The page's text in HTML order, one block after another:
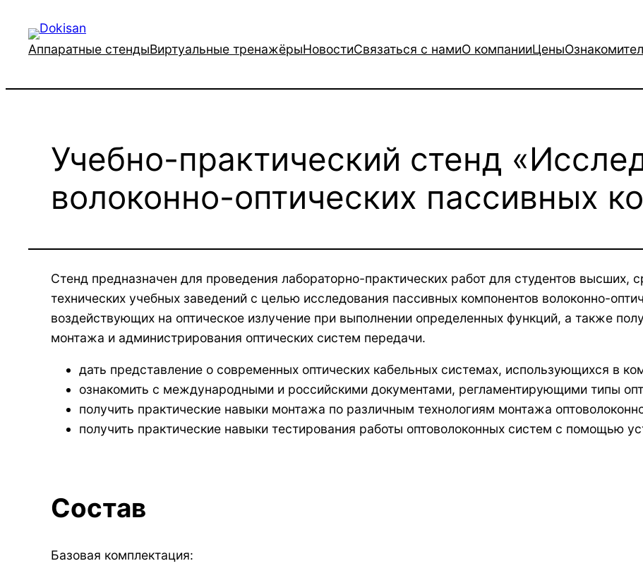
содержимому
Аппаратные стендыВиртуальные тренажёрыНовостиСвязаться с намиО компанииЦены
Учебно-практический стенд
волоконно-оптических пассивных
Стенд предназначен для проведения лабораторно-практических работ для студентов высших,
технических учебных заведений с целью исследования пассивных компонентов волоконно-
воздействующих на оптическое излучение при выполнении определенных функций, а также
монтажа и администрирования оптических систем передачи.
дать представление о современных оптических кабельных системах, использующихся в
ознакомить с международными и российскими документами, регламентирующими типы
получить практические навыки монтажа по различным технологиям монтажа
получить практические навыки тестирования работы оптоволоконных систем с помощью
Состав
Базовая комплектация: